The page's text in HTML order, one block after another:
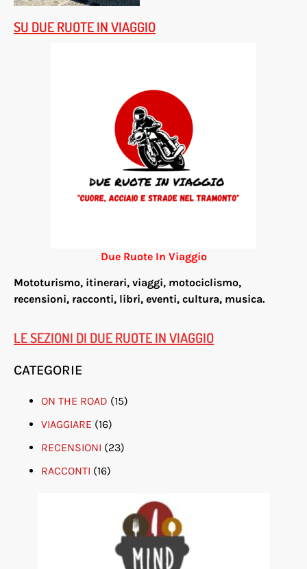
SU DUE RUOTE IN VIAGGIO
Due Ruote In Viaggio
Mototurismo, itinerari, viaggi, motociclismo,
recensioni, racconti, libri, eventi, cultura, musica.
LE SEZIONI DI DUE RUOTE IN VIAGGIO
CATEGORIE
ON THE ROAD (15)
VIAGGIARE (16)
RECENSIONI (23)
RACCONTI (16)